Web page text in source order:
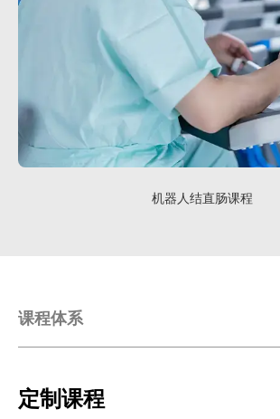
机器人结直肠课程
课程体系
定制课程